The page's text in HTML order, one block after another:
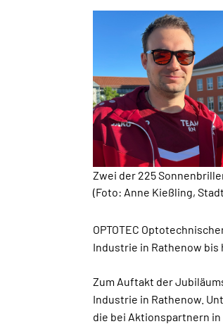
Zwei der 225
(Foto: Anne Kießling,
OPTOTEC
Industrie in Rathenow bis
Zum Auftakt der
Industrie in Rathenow.
die bei Aktionspartnern in